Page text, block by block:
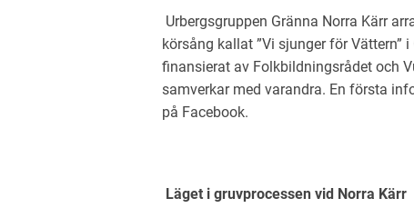
Urbergsgruppen Gränna Norra Kärr
körsång kallat ”Vi sjunger för Vättern”
finansierat av Folkbildningsrådet och
samverkar med varandra. En första
på Facebook.
Läget i gruvprocessen vid Norra Kärr